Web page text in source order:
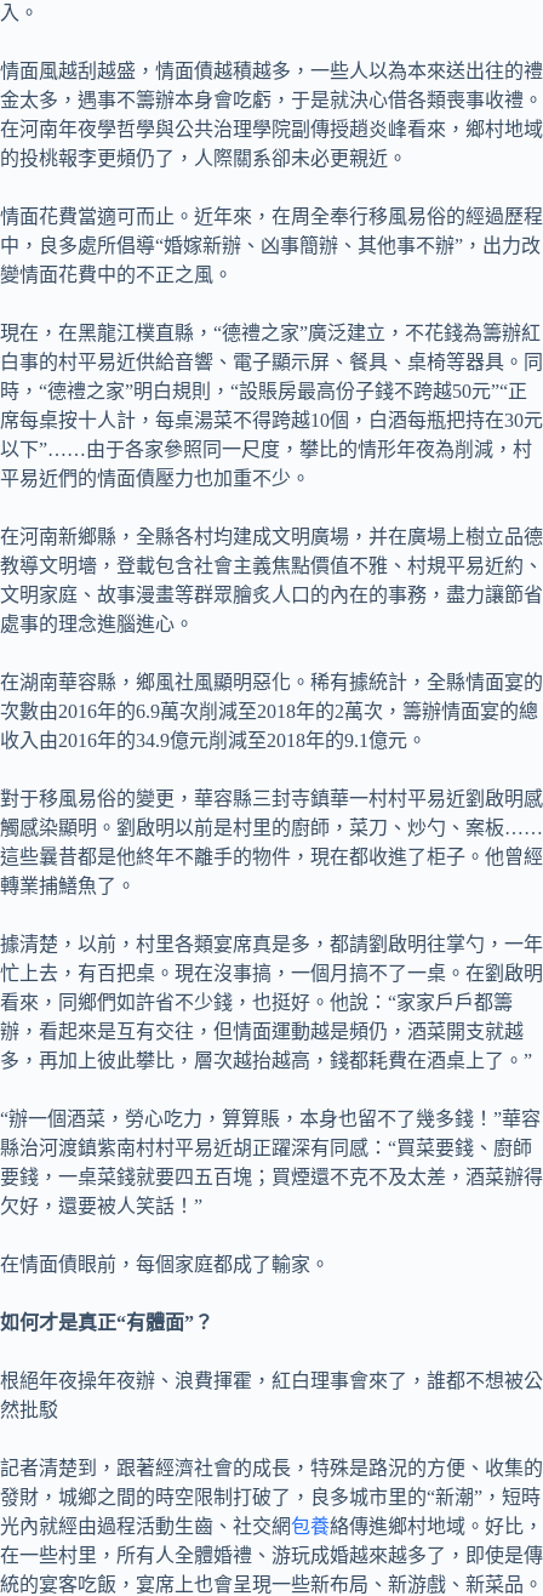
入。
情面風越刮越盛，情面債越積越多，一些人以為本來送出往的禮
金太多，遇事不籌辦本身會吃虧，于是就決心借各類喪事收禮。
在河南年夜學哲學與公共治理學院副傳授趙炎峰看來，鄉村地域
的投桃報李更頻仍了，人際關系卻未必更親近。
情面花費當適可而止。近年來，在周全奉行移風易俗的經過歷程
中，良多處所倡導“婚嫁新辦、凶事簡辦、其他事不辦”，出力改
變情面花費中的不正之風。
現在，在黑龍江樸直縣，“德禮之家”廣泛建立，不花錢為籌辦紅
白事的村平易近供給音響、電子顯示屏、餐具、桌椅等器具。同
時，“德禮之家”明白規則，“設賬房最高份子錢不跨越50元”“正
席每桌按十人計，每桌湯菜不得跨越10個，白酒每瓶把持在30元
以下”……由于各家參照同一尺度，攀比的情形年夜為削減，村
平易近們的情面債壓力也加重不少。
在河南新鄉縣，全縣各村均建成文明廣場，并在廣場上樹立品德
教導文明墻，登載包含社會主義焦點價值不雅、村規平易近約、
文明家庭、故事漫畫等群眾膾炙人口的內在的事務，盡力讓節省
處事的理念進腦進心。
在湖南華容縣，鄉風社風顯明惡化。稀有據統計，全縣情面宴的
次數由2016年的6.9萬次削減至2018年的2萬次，籌辦情面宴的總
收入由2016年的34.9億元削減至2018年的9.1億元。
對于移風易俗的變更，華容縣三封寺鎮華一村村平易近劉啟明感
觸感染顯明。劉啟明以前是村里的廚師，菜刀、炒勺、案板……
這些曩昔都是他終年不離手的物件，現在都收進了柜子。他曾經
轉業捕鱔魚了。
據清楚，以前，村里各類宴席真是多，都請劉啟明往掌勺，一年
忙上去，有百把桌。現在沒事搞，一個月搞不了一桌。在劉啟明
看來，同鄉們如許省不少錢，也挺好。他說：“家家戶戶都籌
辦，看起來是互有交往，但情面運動越是頻仍，酒菜開支就越
多，再加上彼此攀比，層次越抬越高，錢都耗費在酒桌上了。”
“辦一個酒菜，勞心吃力，算算賬，本身也留不了幾多錢！”華容
縣治河渡鎮紫南村村平易近胡正躍深有同感：“買菜要錢、廚師
要錢，一桌菜錢就要四五百塊；買煙還不克不及太差，酒菜辦得
欠好，還要被人笑話！”
在情面債眼前，每個家庭都成了輸家。
如何才是真正“有體面”？
根絕年夜操年夜辦、浪費揮霍，紅白理事會來了，誰都不想被公
然批駁
記者清楚到，跟著經濟社會的成長，特殊是路況的方便、收集的
發財，城鄉之間的時空限制打破了，良多城市里的“新潮”，短時
光內就經由過程活動生齒、社交網包養絡傳進鄉村地域。好比，
在一些村里，所有人全體婚禮、游玩成婚越來越多了，即使是傳
統的宴客吃飯，宴席上也會呈現一些新布局、新游戲、新菜品。